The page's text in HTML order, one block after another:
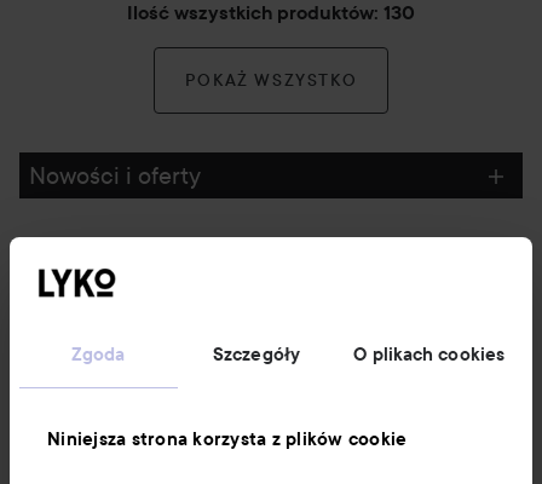
Zgoda Szczegóły O plikach cookies
Niniejsza strona korzysta z plików cookie
Ilość wszystkich produktów: 130
POKAŻ WSZYSTKO
Nowości i oferty
Obsługa klienta
Informacje